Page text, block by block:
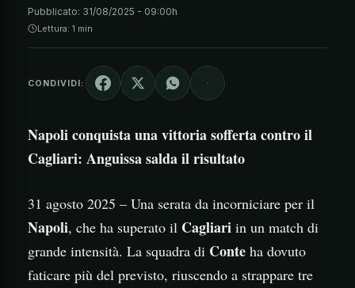
Pubblicato: 31/08/2025 - 09:00h
Lettura: 1 min
CONDIVIDI:
Napoli conquista una vittoria sofferta contro il
Cagliari: Anguissa salda il risultato
31 agosto 2025 – Una serata da incorniciare per il
Napoli, che ha superato il Cagliari in un match di
grande intensità. La squadra di Conte ha dovuto
faticare più del previsto, riuscendo a strappare tre